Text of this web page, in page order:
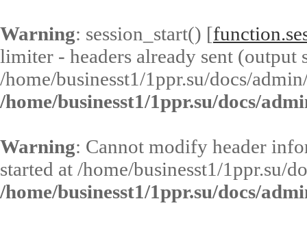
Warning: session_start() [
limiter - headers already sent (output
/home/businesst1/1ppr.su/docs/
/home/businesst1/1ppr.su/docs/
Warning: Cannot modify header
started at /home/businesst1/1ppr.su/
/home/businesst1/1ppr.su/docs/